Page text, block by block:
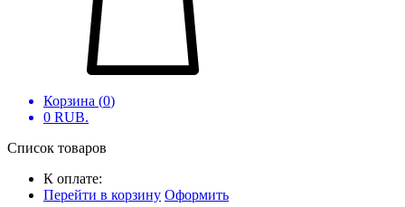
Корзина (0)
0 RUB.
Список товаров
К оплате:
Перейти в корзину Оформить